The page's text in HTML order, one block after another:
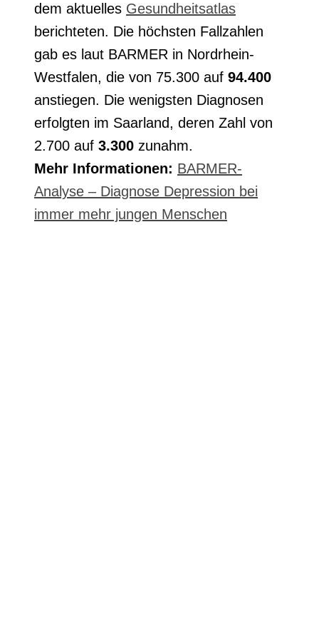
dem aktuelles Gesundheitsatlas
berichteten. Die höchsten Fallzahlen
gab es laut BARMER in Nordrhein-
Westfalen, die von 75.300 auf 94.400
anstiegen. Die wenigsten Diagnosen
erfolgten im Saarland, deren Zahl von
2.700 auf 3.300 zunahm.
Mehr Informationen: BARMER-
Analyse – Diagnose Depression bei
immer mehr jungen Menschen